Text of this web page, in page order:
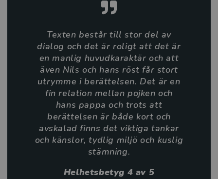
ensamstående pappan Leo som tar de första
trevande stegen mot en ny relation efter att ha tagit
sig igenom en livskris. Det är en varm feelgood som
passar vuxna läsare som behöver en mycket lättläst
Elvira Berg har tidigare skrivit flera populära
kärleksromaner. Hon är också logoped och
barnboksförfattare.
Så här skriver BTJ om Hotell Halloween:
Den lättlästa och romantiska feelgood-berättelsen
Hotell Halloween är den tredje delen i Elvira Bergs
serie Ett år av kärlek … Texten består till stor del av
Texten består till stor del av
dialog och det är roligt att det är
en manlig huvudkaraktär och att
även Nils och hans röst får stort
utrymme i berättelsen. Det är en
fin relation mellan pojken och
hans pappa och trots att
berättelsen är både kort och
avskalad finns det viktiga tankar
och känslor, tydlig miljö och kuslig
stämning.
Helhetsbetyg 4 av 5